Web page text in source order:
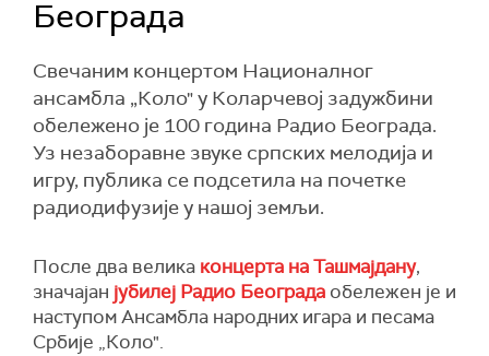
Београда
Свечаним концертом Националног
ансамбла „Коло" у Коларчевој задужбини
обележено је 100 година Радио Београда.
Уз незаборавне звуке српских мелодија и
игру, публика се подсетила на почетке
радиодифузије у нашој земљи.
После два велика концерта на Ташмајдану,
значајан јубилеј Радио Београда обележен је и
наступом Ансамбла народних игара и песама
Србије „Коло".